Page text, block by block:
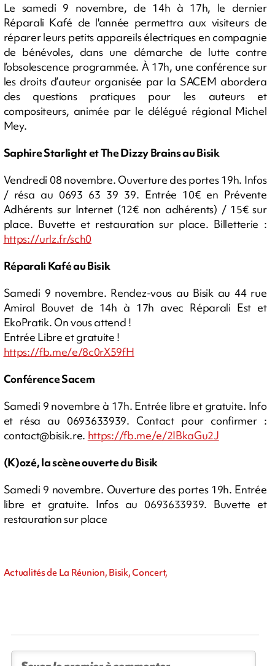
Le samedi 9 novembre, de 14h à 17h, le dernier
Réparali Kafé de l'année permettra aux visiteurs de
réparer leurs petits appareils électriques en compagnie
de bénévoles, dans une démarche de lutte contre
l’obsolescence programmée. À 17h, une conférence sur
les droits d’auteur organisée par la SACEM abordera
des questions pratiques pour les auteurs et
compositeurs, animée par le délégué régional Michel
Mey.
Saphire Starlight et The Dizzy Brains au Bisik
Vendredi 08 novembre. Ouverture des portes 19h. Infos
/ résa au 0693 63 39 39. Entrée 10€ en Prévente
Adhérents sur Internet (12€ non adhérents) / 15€ sur
place. Buvette et restauration sur place. Billetterie :
https://urlz.fr/sch0
Réparali Kafé au Bisik
Samedi 9 novembre. Rendez-vous au Bisik au 44 rue
Amiral Bouvet de 14h à 17h avec Réparali Est et
EkoPratik. On vous attend !
Entrée Libre et gratuite !
https://fb.me/e/8c0rX59fH
Conférence Sacem
Samedi 9 novembre à 17h. Entrée libre et gratuite. Info
et résa au 0693633939. Contact pour confirmer :
contact@bisik.re. https://fb.me/e/2IBkaGu2J
(K)ozé, la scène ouverte du Bisik
Samedi 9 novembre. Ouverture des portes 19h. Entrée
libre et gratuite. Infos au 0693633939. Buvette et
restauration sur place
Actualités de La Réunion, Bisik, Concert,